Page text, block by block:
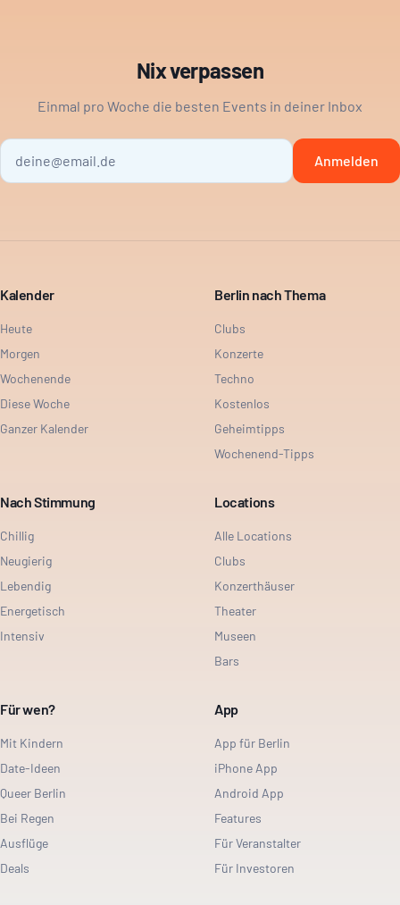
Nix verpassen
Einmal pro Woche die besten Events in deiner Inbox
Anmelden
Kalender
Heute
Morgen
Wochenende
Diese Woche
Ganzer Kalender
Berlin nach Thema
Clubs
Konzerte
Techno
Kostenlos
Geheimtipps
Wochenend-Tipps
Nach Stimmung
Chillig
Neugierig
Lebendig
Energetisch
Intensiv
Locations
Alle Locations
Clubs
Konzerthäuser
Theater
Museen
Bars
Für wen?
Mit Kindern
Date-Ideen
Queer Berlin
Bei Regen
Ausflüge
Deals
App
App für Berlin
iPhone App
Android App
Features
Für Veranstalter
Für Investoren